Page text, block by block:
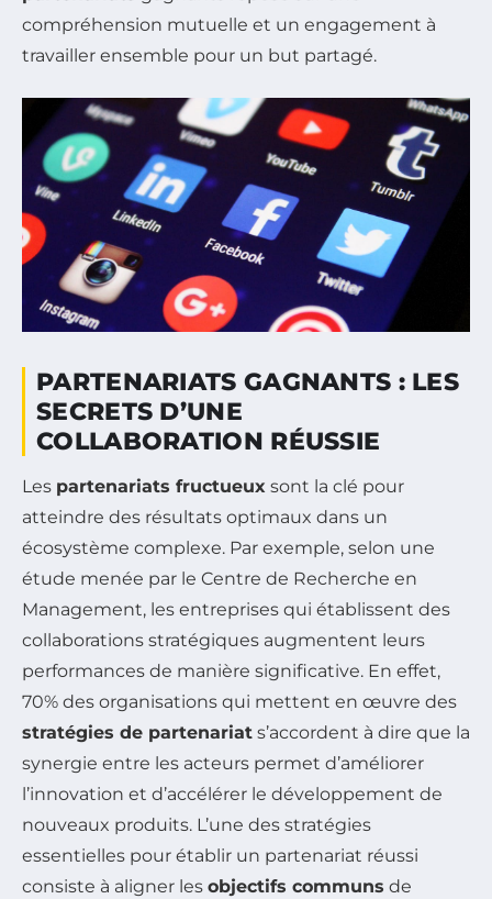
compréhension mutuelle et un engagement à
travailler ensemble pour un but partagé.
PARTENARIATS GAGNANTS : LES
SECRETS D’UNE
COLLABORATION RÉUSSIE
Les partenariats fructueux sont la clé pour
atteindre des résultats optimaux dans un
écosystème complexe. Par exemple, selon une
étude menée par le Centre de Recherche en
Management, les entreprises qui établissent des
collaborations stratégiques augmentent leurs
performances de manière significative. En effet,
70% des organisations qui mettent en œuvre des
stratégies de partenariat s’accordent à dire que la
synergie entre les acteurs permet d’améliorer
l’innovation et d’accélérer le développement de
nouveaux produits. L’une des stratégies
essentielles pour établir un partenariat réussi
consiste à aligner les objectifs communs de